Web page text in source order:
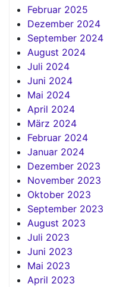
Februar 2025
Dezember 2024
September 2024
August 2024
Juli 2024
Juni 2024
Mai 2024
April 2024
März 2024
Februar 2024
Januar 2024
Dezember 2023
November 2023
Oktober 2023
September 2023
August 2023
Juli 2023
Juni 2023
Mai 2023
April 2023